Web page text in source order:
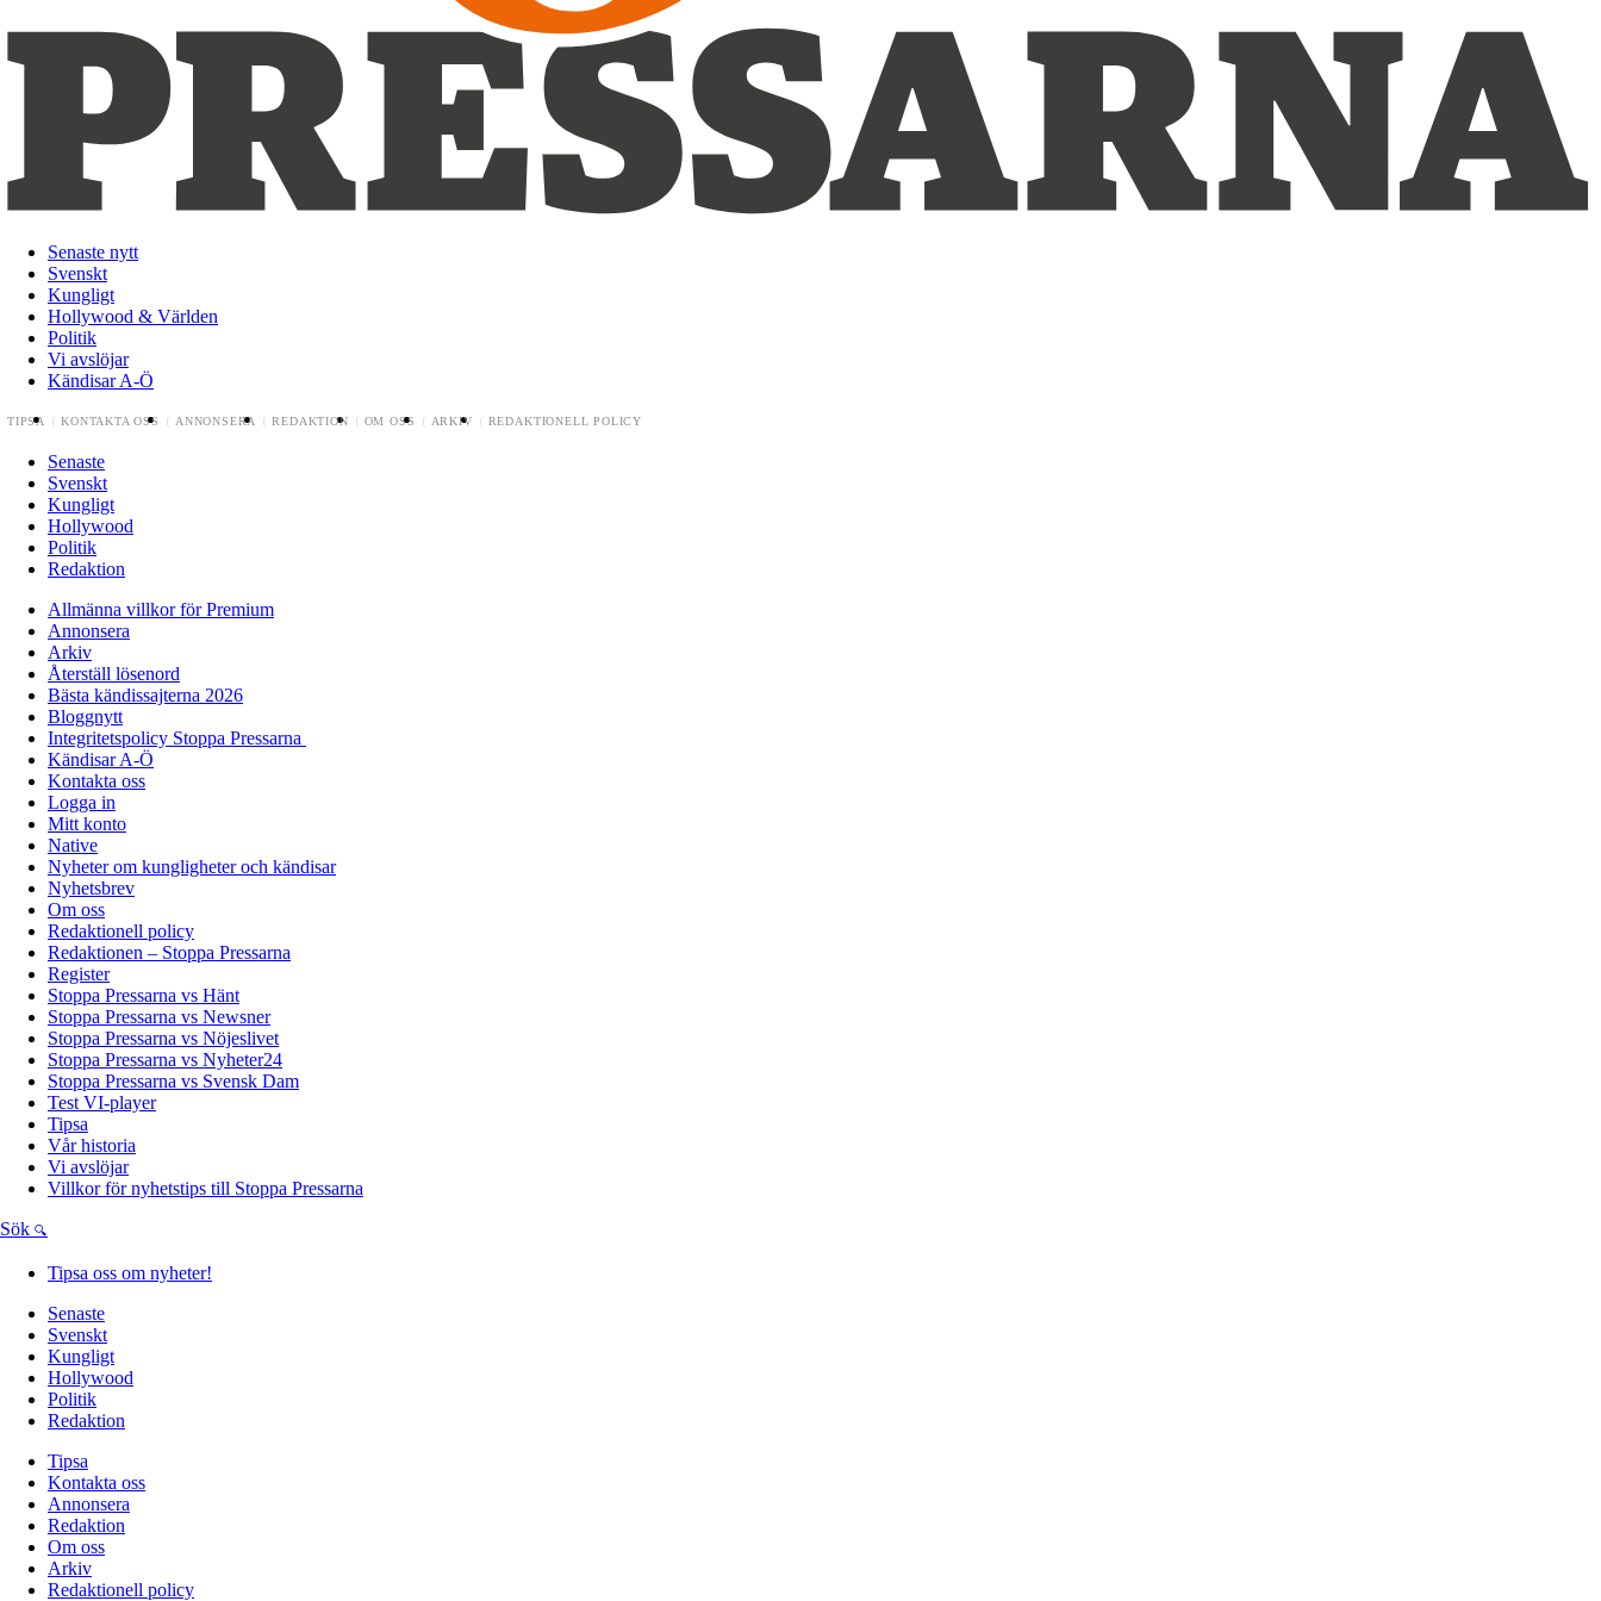
Senaste nytt
Svenskt
Kungligt
Hollywood & Världen
Politik
Vi avslöjar
Kändisar A-Ö
TIPSA KONTAKTA OSS ANNONSERA REDAKTION OM OSS ARKIV REDAKTIONELL POLICY
Senaste
Svenskt
Kungligt
Hollywood
Politik
Redaktion
Allmänna villkor för Premium
Annonsera
Arkiv
Återställ lösenord
Bästa kändissajterna 2026
Bloggnytt
Integritetspolicy Stoppa Pressarna
Kändisar A-Ö
Kontakta oss
Logga in
Mitt konto
Native
Nyheter om kungligheter och kändisar
Nyhetsbrev
Om oss
Redaktionell policy
Redaktionen – Stoppa Pressarna
Register
Stoppa Pressarna vs Hänt
Stoppa Pressarna vs Newsner
Stoppa Pressarna vs Nöjeslivet
Stoppa Pressarna vs Nyheter24
Stoppa Pressarna vs Svensk Dam
Test VI-player
Tipsa
Vår historia
Vi avslöjar
Villkor för nyhetstips till Stoppa Pressarna
Sök
Tipsa oss om nyheter!
Senaste
Svenskt
Kungligt
Hollywood
Politik
Redaktion
Tipsa
Kontakta oss
Annonsera
Redaktion
Om oss
Arkiv
Redaktionell policy